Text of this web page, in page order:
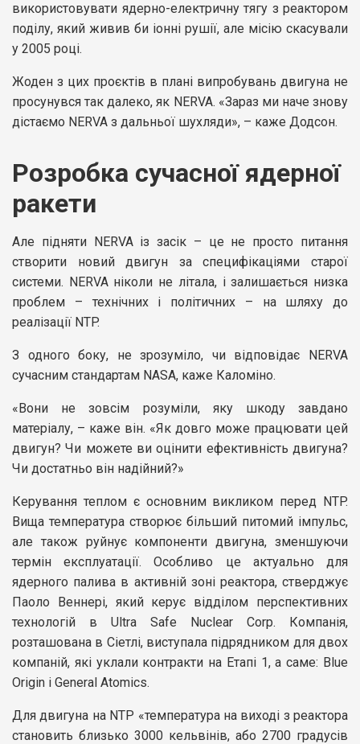
використовувати ядерно-електричну тягу з реактором
поділу, який живив би іонні рушії, але місію скасували
у 2005 році.
Жоден з цих проєктів в плані випробувань двигуна не
просунувся так далеко, як NERVA. «Зараз ми наче знову
дістаємо NERVA з дальньої шухляди», – каже Додсон.
Розробка сучасної ядерної
ракети
Але підняти NERVA із засік – це не просто питання
створити новий двигун за специфікаціями старої
системи. NERVA ніколи не літала, і залишається низка
проблем – технічних і політичних – на шляху до
реалізації NTP.
З одного боку, не зрозуміло, чи відповідає NERVA
сучасним стандартам NASA, каже Каломіно.
«Вони не зовсім розуміли, яку шкоду завдано
матеріалу, – каже він. «Як довго може працювати цей
двигун? Чи можете ви оцінити ефективність двигуна?
Чи достатньо він надійний?»
Керування теплом є основним викликом перед NTP.
Вища температура створює більший питомий імпульс,
але також руйнує компоненти двигуна, зменшуючи
термін експлуатації. Особливо це актуально для
ядерного палива в активній зоні реактора, стверджує
Паоло Веннері, який керує відділом перспективних
технологій в Ultra Safe Nuclear Corp. Компанія,
розташована в Сіетлі, виступала підрядником для двох
компаній, які уклали контракти на Етапі 1, а саме: Blue
Origin і General Atomics.
Для двигуна на NTP «температура на виході з реактора
становить близько 3000 кельвінів, або 2700 градусів